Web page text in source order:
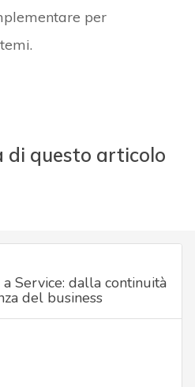
per
questo articolo
Service: dalla continuità
del business